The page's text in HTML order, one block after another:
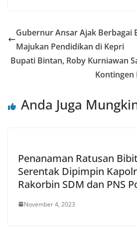
Gubernur Ansar Ajak Berbagai
Majukan Pendidikan di Kepri
Bupati Bintan, Roby Kurniawan
Kontingen
Anda Juga
Penanaman Ratusan
Serentak Dipimpin
Rakorbin SDM dan PNS
November 4, 2023